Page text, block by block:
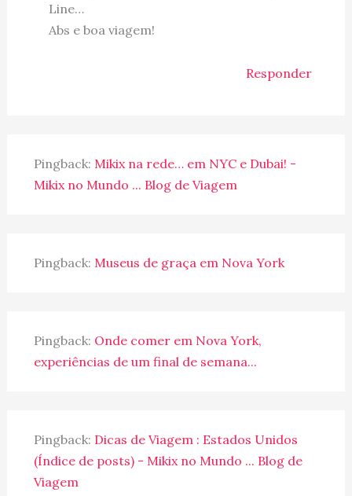
Line…
Abs e boa viagem!
Responder
Pingback: Mikix na rede… em NYC e Dubai! -
Mikix no Mundo ... Blog de Viagem
Pingback: Museus de graça em Nova York
Pingback: Onde comer em Nova York,
experiências de um final de semana...
Pingback: Dicas de Viagem : Estados Unidos
(Índice de posts) - Mikix no Mundo ... Blog de
Viagem